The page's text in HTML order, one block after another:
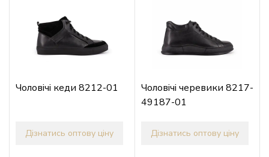
Чоловічі кеди 8212-01
Дізнатись оптову ціну
Чоловічі черевики 8217-
49187-01
Дізнатись оптову ціну